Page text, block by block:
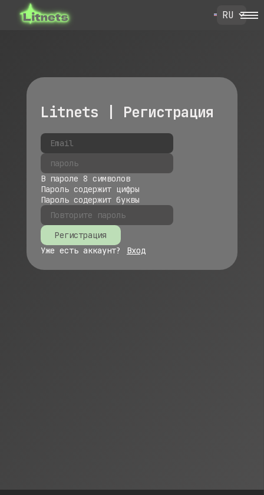
Litnets | Регистрация
В пароле 8 символов
Пароль содержит цифры
Пароль содержит буквы
Регистрация
Уже есть аккаунт?
Вход